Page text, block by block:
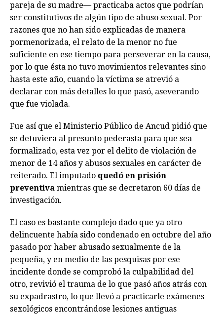
pareja de su madre— practicaba actos que podrían
ser constitutivos de algún tipo de abuso sexual. Por
razones que no han sido explicadas de manera
pormenorizada, el relato de la menor no fue
suficiente en ese tiempo para perseverar en la causa,
por lo que ésta no tuvo movimientos relevantes sino
hasta este año, cuando la víctima se atrevió a
declarar con más detalles lo que pasó, aseverando
que fue violada.
Fue así que el Ministerio Público de Ancud pidió que
se detuviera al presunto pederasta para que sea
formalizado, esta vez por el delito de violación de
menor de 14 años y abusos sexuales en carácter de
reiterado. El imputado quedó en prisión
preventiva mientras que se decretaron 60 días de
investigación.
El caso es bastante complejo dado que ya otro
delincuente había sido condenado en octubre del año
pasado por haber abusado sexualmente de la
pequeña, y en medio de las pesquisas por ese
incidente donde se comprobó la culpabilidad del
otro, revivió el trauma de lo que pasó años atrás con
su expadrastro, lo que llevó a practicarle exámenes
sexológicos encontrándose lesiones antiguas